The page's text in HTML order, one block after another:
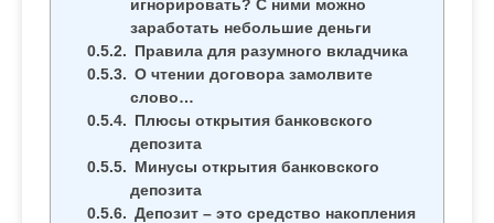
игнорировать? С ними можно
заработать небольшие деньги
Правила для разумного вкладчика
О чтении договора замолвите
слово…
Плюсы открытия банковского
депозита
Минусы открытия банковского
депозита
Депозит – это средство накопления